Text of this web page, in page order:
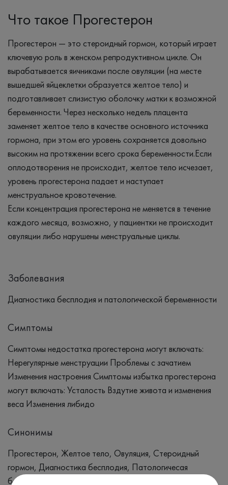
Что такое Прогестерон
Прогестерон — это стероидный гормон, который играет
ключевую роль в женском репродуктивном цикле. Он
вырабатывается яичниками после овуляции (на месте
вышедшей яйцеклетки образуется желтое тело) и
подготавливает слизистую оболочку матки к возможной
беременности. Через несколько недель плацента
заменяет желтое тело в качестве основного источника
гормона, при этом его уровень сохраняется довольно
высоким на протяжении всего срока беременности.Если
оплодотворения не происходит, желтое тело исчезает,
уровень прогестерона падает и наступает
менструальное кровотечение.
Если концентрация прогестерона не меняется в течение
каждого месяца, возможно, у пациентки не происходит
овуляции либо нарушены менструальные циклы.
Заболевания
Диагностика бесплодия и патологической беременности
Симптомы
Симптомы недостатка прогестерона могут включать:
Нерегулярные менструации Проблемы с зачатием
Изменения настроения Симптомы избытка прогестерона
могут включать: Усталость Вздутие живота и изменения
веса Изменения либидо
Синонимы
Прогестерон, Желтое тело, Овуляция, Стероидный
гормон, Диагностика бесплодия, Патологичесая
беременность, Угроза прерывания беременности,